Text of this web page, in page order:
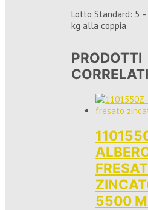
Lotto Standard: 5 –
kg alla coppia.
PRODOTTI
CORRELATI
5500